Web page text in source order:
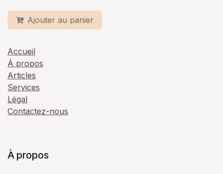
Ajouter au panier
Accueil
À propos
Articles
Services
Légal
Contactez-nous
À propos